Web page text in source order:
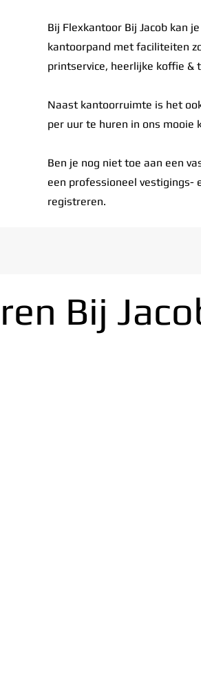
Bij Flexkantoor Bij Jacob kan je
kantoorpand met faciliteiten
printservice, heerlijke koffie &
Naast kantoorruimte is het
per uur te huren in ons mooie
Ben je nog niet toe aan een
een professioneel vestigings-
registreren.
Bij